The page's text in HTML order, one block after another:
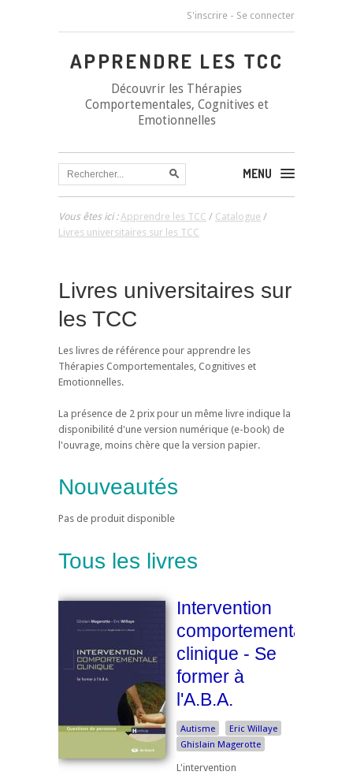
S'inscrire - Se connecter
APPRENDRE LES TCC
Découvrir les Thérapies
Comportementales, Cognitives et
Emotionnelles
MENU
Vous êtes ici :Apprendre les TCC / Catalogue /
Livres universitaires sur les TCC
Livres universitaires sur
les TCC
Les livres de référence pour apprendre les
Thérapies Comportementales, Cognitives et
Emotionnelles.
La présence de 2 prix pour un même livre indique la
disponibilité d'une version numérique (e-book) de
l'ouvrage, moins chère que la version papier.
Nouveautés
Pas de produit disponible
Tous les livres
Intervention
comportementale
clinique - Se
former à
l'A.B.A.
Autisme
Eric Willaye
Ghislain Magerotte
L'intervention